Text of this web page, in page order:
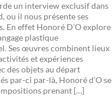
un interview exclusif dans
ou il nous présente ses
En effet Honoré D’O explore
plastique
Ses œuvres combinent lieux
et expériences
des objets au départ
par-ci par-là, Honoré d’O se
prenant […]